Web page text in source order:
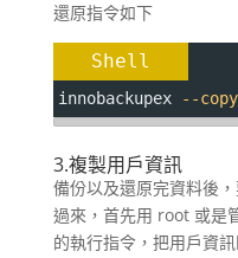
還原指令如下
Shell
innobackupex --
3.複製用戶資訊
備份以及還原完資料後
過來，首先用 root 或是
的執行指令，把用戶資